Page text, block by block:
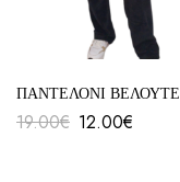
ΠΑΝΤΕΛΟΝΙ ΒΕΛΟΥΤΕ
19.00€ 12.00€